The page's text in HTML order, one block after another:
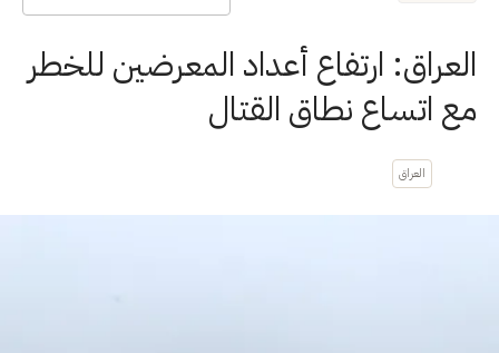
العراق: ارتفاع أعداد المعرضين للخطر
مع اتساع نطاق القتال
العراق